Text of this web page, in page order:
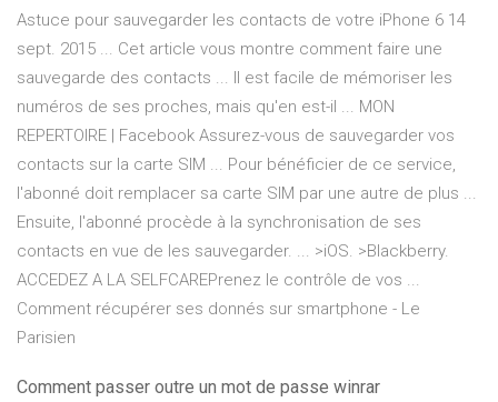
Astuce pour sauvegarder les contacts de votre iPhone 6 14
sept. 2015 ... Cet article vous montre comment faire une
sauvegarde des contacts ... Il est facile de mémoriser les
numéros de ses proches, mais qu'en est-il ... MON
REPERTOIRE | Facebook Assurez-vous de sauvegarder vos
contacts sur la carte SIM ... Pour bénéficier de ce service,
l'abonné doit remplacer sa carte SIM par une autre de plus ...
Ensuite, l'abonné procède à la synchronisation de ses
contacts en vue de les sauvegarder. ... >iOS. >Blackberry.
ACCEDEZ A LA SELFCAREPrenez le contrôle de vos ...
Comment récupérer ses donnés sur smartphone - Le
Parisien
Comment passer outre un mot de passe winrar